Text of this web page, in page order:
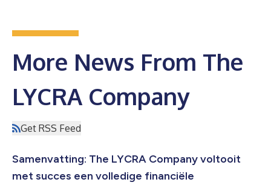
More News From The
LYCRA Company
Get RSS Feed
Samenvatting: The LYCRA Company voltooit
met succes een volledige financiële